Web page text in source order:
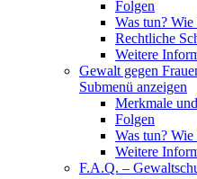
Folgen
Was tun? Wie
Rechtliche
Weitere
Gewalt gegen
Submenü anzeigen
Merkmale
Folgen
Was tun? Wie
Weitere
F.A.Q. –